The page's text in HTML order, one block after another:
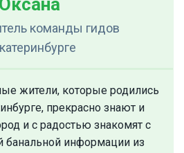
Оксана
команды гидов
жители, которые родились
прекрасно знают и
и с радостью знакомят с
банальной информации из